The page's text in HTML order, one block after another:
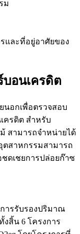
ม
และที่อยู่อาศัยของ
อนเครดิต
นอกเพื่อตรวจสอบ
ครดิต สำหรับ
สามารถจำหน่ายได้
สาหกรรมสามารถ
ดเชยการปล่อยก๊าซ
การรับรองปริมาณ
งสิ้น 6 โครงการ